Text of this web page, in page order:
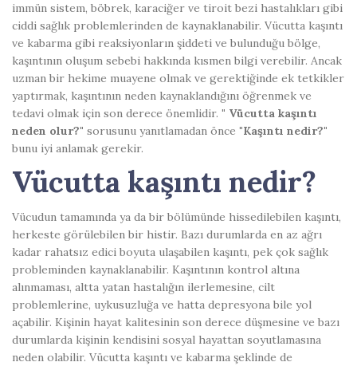
immün sistem, böbrek, karaciğer ve tiroit bezi hastalıkları gibi
ciddi sağlık problemlerinden de kaynaklanabilir. Vücutta kaşıntı
ve kabarma gibi reaksiyonların şiddeti ve bulunduğu bölge,
kaşıntının oluşum sebebi hakkında kısmen bilgi verebilir. Ancak
uzman bir hekime muayene olmak ve gerektiğinde ek tetkikler
yaptırmak, kaşıntının neden kaynaklandığını öğrenmek ve
tedavi olmak için son derece önemlidir. " Vücutta kaşıntı
neden olur?" sorusunu yanıtlamadan önce "Kaşıntı nedir?"
bunu iyi anlamak gerekir.
Vücutta kaşıntı nedir?
Vücudun tamamında ya da bir bölümünde hissedilebilen kaşıntı,
herkeste görülebilen bir histir. Bazı durumlarda en az ağrı
kadar rahatsız edici boyuta ulaşabilen kaşıntı, pek çok sağlık
probleminden kaynaklanabilir. Kaşıntının kontrol altına
alınmaması, altta yatan hastalığın ilerlemesine, cilt
problemlerine, uykusuzluğa ve hatta depresyona bile yol
açabilir. Kişinin hayat kalitesinin son derece düşmesine ve bazı
durumlarda kişinin kendisini sosyal hayattan soyutlamasına
neden olabilir. Vücutta kaşıntı ve kabarma şeklinde de